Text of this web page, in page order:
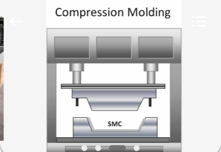
HUIS
PRODUCTEN
ONGEVEER
ONS
Rights
Reserved.
Developed
by
ECER